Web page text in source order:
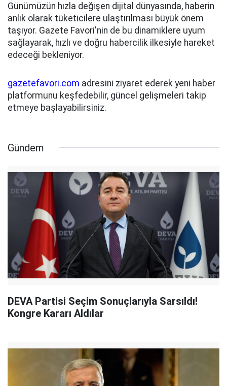
Günümüzün hızla değişen dijital dünyasında, haberin
anlık olarak tüketicilere ulaştırılması büyük önem
taşıyor. Gazete Favori'nin de bu dinamiklere uyum
sağlayarak, hızlı ve doğru habercilik ilkesiyle hareket
edeceği bekleniyor.
gazetefavori.com adresini ziyaret ederek yeni haber
platformunu keşfedebilir, güncel gelişmeleri takip
etmeye başlayabilirsiniz.
Gündem
DEVA Partisi Seçim Sonuçlarıyla Sarsıldı!
Kongre Kararı Aldılar